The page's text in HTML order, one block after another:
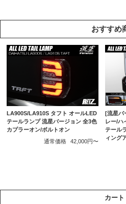
おすすめ
LA900S/LA910S タフト オールLED
テールランプ 流星バージョン 全3色
カプラーオン/ボルトオン
通常価格
42,000円〜
[流星バ
レー/ハ
テール
ィング
カート